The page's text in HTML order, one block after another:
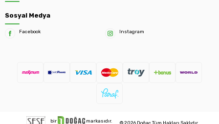
Sosyal Medya
Facebook Instagram
bir markasıdır. © 2026 Doğaç Tüm Hakları Saklıdır.